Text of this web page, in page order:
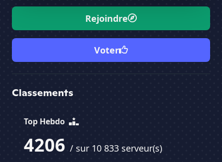
Rejoindre
Voter
Classements
Top Hebdo
4206 / sur 10 833 serveur(s)